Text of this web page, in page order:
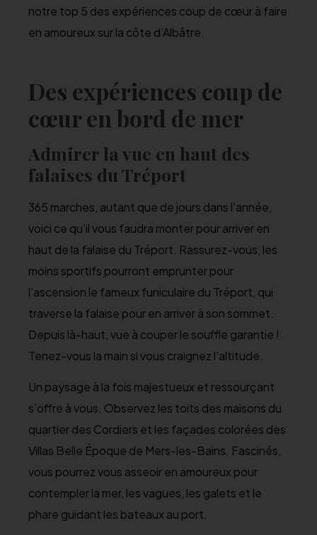
notre top 5 des expériences coup de cœur à faire
en amoureux sur la côte d’Albâtre.
Des expériences coup de
cœur en bord de mer
Admirer la vue en haut des
falaises du Tréport
365 marches, autant que de jours dans l’année,
voici ce qu’il vous faudra monter pour arriver en
haut de la falaise du Tréport. Rassurez-vous, les
moins sportifs pourront emprunter pour
l’ascension le fameux funiculaire du Tréport, qui
traverse la falaise pour en arriver à son sommet.
Depuis là-haut, vue à couper le souffle garantie !
Tenez-vous la main si vous craignez l’altitude.
Un paysage à la fois majestueux et ressourçant
s’offre à vous. Observez les toits des maisons du
quartier des Cordiers et les façades colorées des
Villas Belle Époque de Mers-les-Bains. Fascinés,
vous pourrez vous asseoir en amoureux pour
contempler la mer, les vagues, les galets et le
phare guidant les bateaux au port.